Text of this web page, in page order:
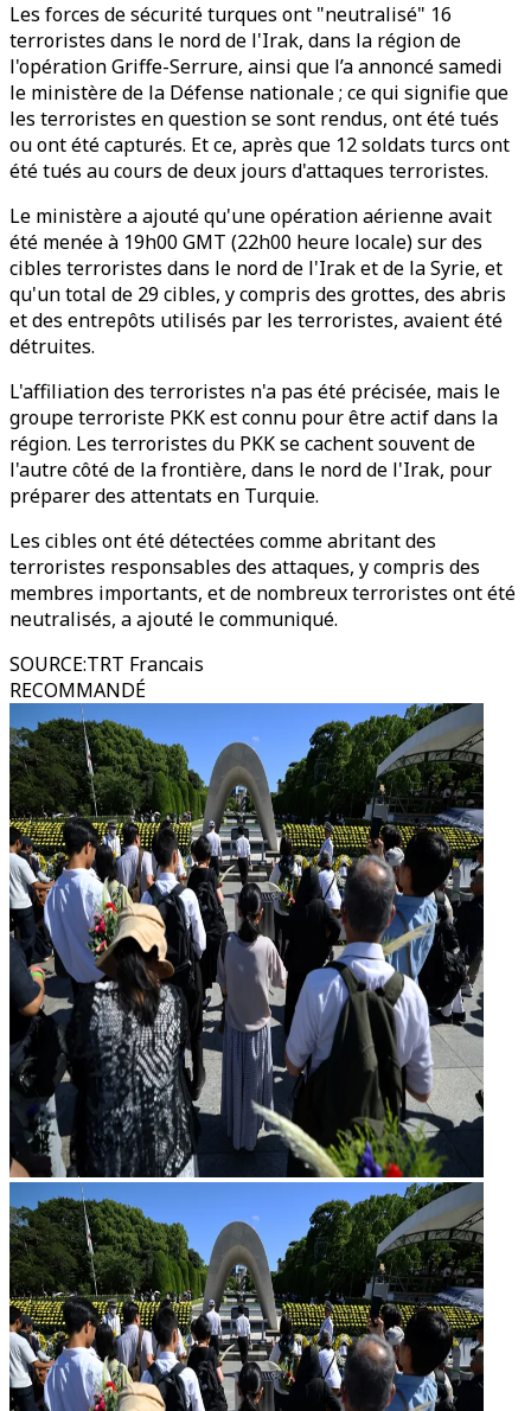
Les forces de sécurité turques ont "neutralisé" 16
terroristes dans le nord de l'Irak, dans la région de
l'opération Griffe-Serrure, ainsi que l’a annoncé samedi
le ministère de la Défense nationale ; ce qui signifie que
les terroristes en question se sont rendus, ont été tués
ou ont été capturés. Et ce, après que 12 soldats turcs ont
été tués au cours de deux jours d'attaques terroristes.
Le ministère a ajouté qu'une opération aérienne avait
été menée à 19h00 GMT (22h00 heure locale) sur des
cibles terroristes dans le nord de l'Irak et de la Syrie, et
qu'un total de 29 cibles, y compris des grottes, des abris
et des entrepôts utilisés par les terroristes, avaient été
détruites.
L'affiliation des terroristes n'a pas été précisée, mais le
groupe terroriste PKK est connu pour être actif dans la
région. Les terroristes du PKK se cachent souvent de
l'autre côté de la frontière, dans le nord de l'Irak, pour
préparer des attentats en Turquie.
Les cibles ont été détectées comme abritant des
terroristes responsables des attaques, y compris des
membres importants, et de nombreux terroristes ont été
neutralisés, a ajouté le communiqué.
SOURCE:TRT Francais
RECOMMANDÉ